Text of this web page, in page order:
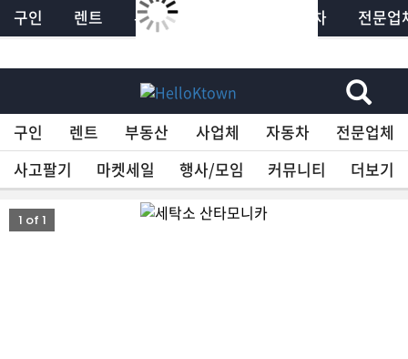
×
구인
렌트
구인 렌트 부동산 사업체 자동차
전문업체
사고팔기
마켓세일 행사/모임 커뮤니티 더보기
구인 렌트 부동산 자동차 전문업
1 of 1